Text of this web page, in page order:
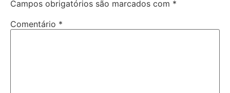
Campos obrigatórios são marcados com *
Comentário *